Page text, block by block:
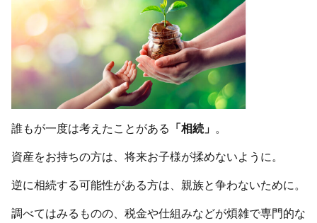
誰もが一度は考えたことがある 「相続」 。
資産をお持ちの方は、将来お子様が揉めないように。
逆に相続する可能性がある方は、親族と争わないために。
調べてはみるものの、税金や仕組みなどが煩雑で専門的な